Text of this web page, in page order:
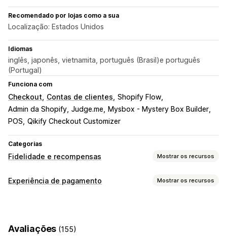
Recomendado por lojas como a sua
Localização: Estados Unidos
Idiomas
inglês, japonês, vietnamita, português (Brasil)e português
(Portugal)
Funciona com
Checkout Contas de clientes Shopify Flow
Admin da Shopify Judge.me
Mysbox - Mystery Box Builder
POS Qikify Checkout Customizer
Categorias
Fidelidade e recompensas Mostrar os recursos
Tipos de programas
Experiência de pagamento Mostrar os recursos
Texto do widget Cor do widget
Avaliações (155)